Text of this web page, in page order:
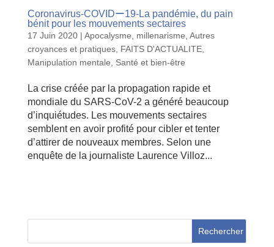
Coronavirus-COVIDー19-La pandémie, du pain
bénit pour les mouvements sectaires
17 Juin 2020| Apocalysme, millenarisme Autres
croyances et pratiques, FAITS D'ACTUALITE,
Manipulation mentale
Santé et bien-être
La crise créée par la propagation rapide et
mondiale du SARS-CoV-2 a généré beaucoup
d’inquiétudes. Les mouvements sectaires
semblent en avoir profité pour cibler et tenter
d’attirer de nouveaux membres. Selon une
enquête de la journaliste Laurence Villoz...